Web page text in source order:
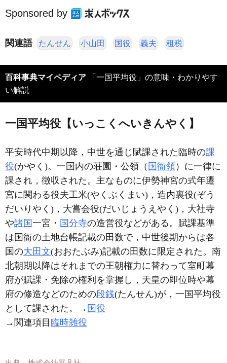
Sponsored by
関連語 たんせん 小山田 国役 義夫 租税
百科事典マイペディア 「一国平均役」の意味・わかりやす
い解説
一国平均役【いっこくへいきんやく】
平安時代中期以降，中世を通じ賦課された臨時の課
役(かやく)。一国内の荘園・公領（ 国衙領）に一律に
課され，徴収された。主なものに伊勢神宮の式年遷
宮に関わる役夫工米(やくぶくまい)，造内裏役(ぞう
だいりやく)，大嘗会役(だいじょうえやく)，大社寺
や諸国一宮・ 国分寺の造営役などがある。賦課基準
は国衙の土地台帳記載の田数で，中世後期からは各
国の大田文(おおたぶみ)記載の田数に限定された。南
北朝期以降はそれまでの王朝権力に替わって室町幕
府が賦課・免除の権利を掌握し，天皇の即位時や幕
府の修造などのための段銭(たんせん)が，一国平均役
として課された。→ 国役
→関連項目臨時雑役